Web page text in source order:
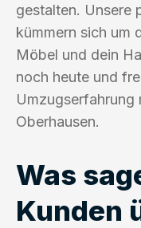
gestalten. Unsere
kümmern sich um
Möbel und dein
noch heute und
Umzugserfahrung
Oberhausen.
Was
Kunden